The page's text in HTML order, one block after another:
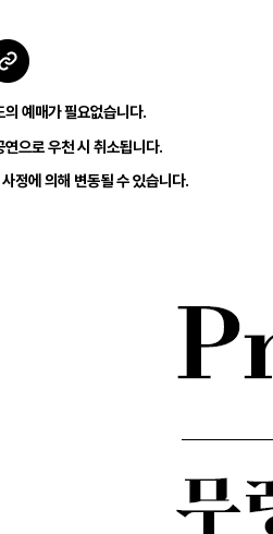
예매가 필요없습니다.
으로 우천 시 취소됩니다.
정에 의해 변동될 수 있습니다.